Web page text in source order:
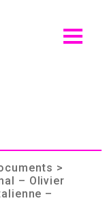
>
– Olivier
–